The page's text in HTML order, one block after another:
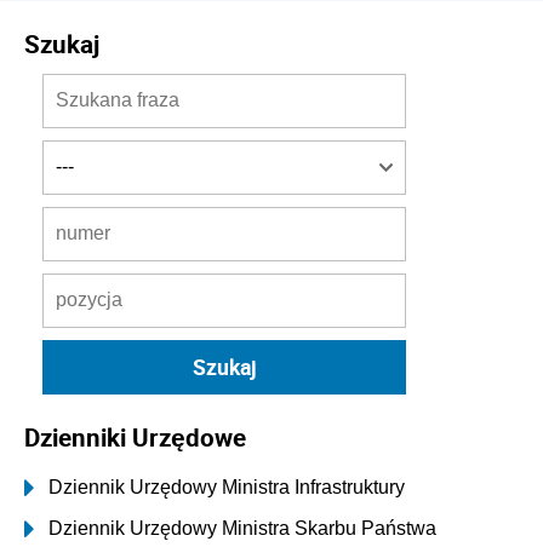
Szukaj
Dzienniki Urzędowe
Dziennik Urzędowy Ministra Infrastruktury
Dziennik Urzędowy Ministra Skarbu Państwa